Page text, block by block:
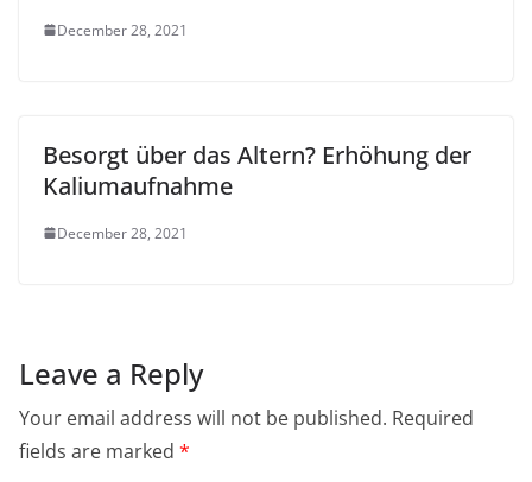
December 28, 2021
Besorgt über das Altern? Erhöhung der
Kaliumaufnahme
December 28, 2021
Leave a Reply
Your email address will not be published. Required
fields are marked *